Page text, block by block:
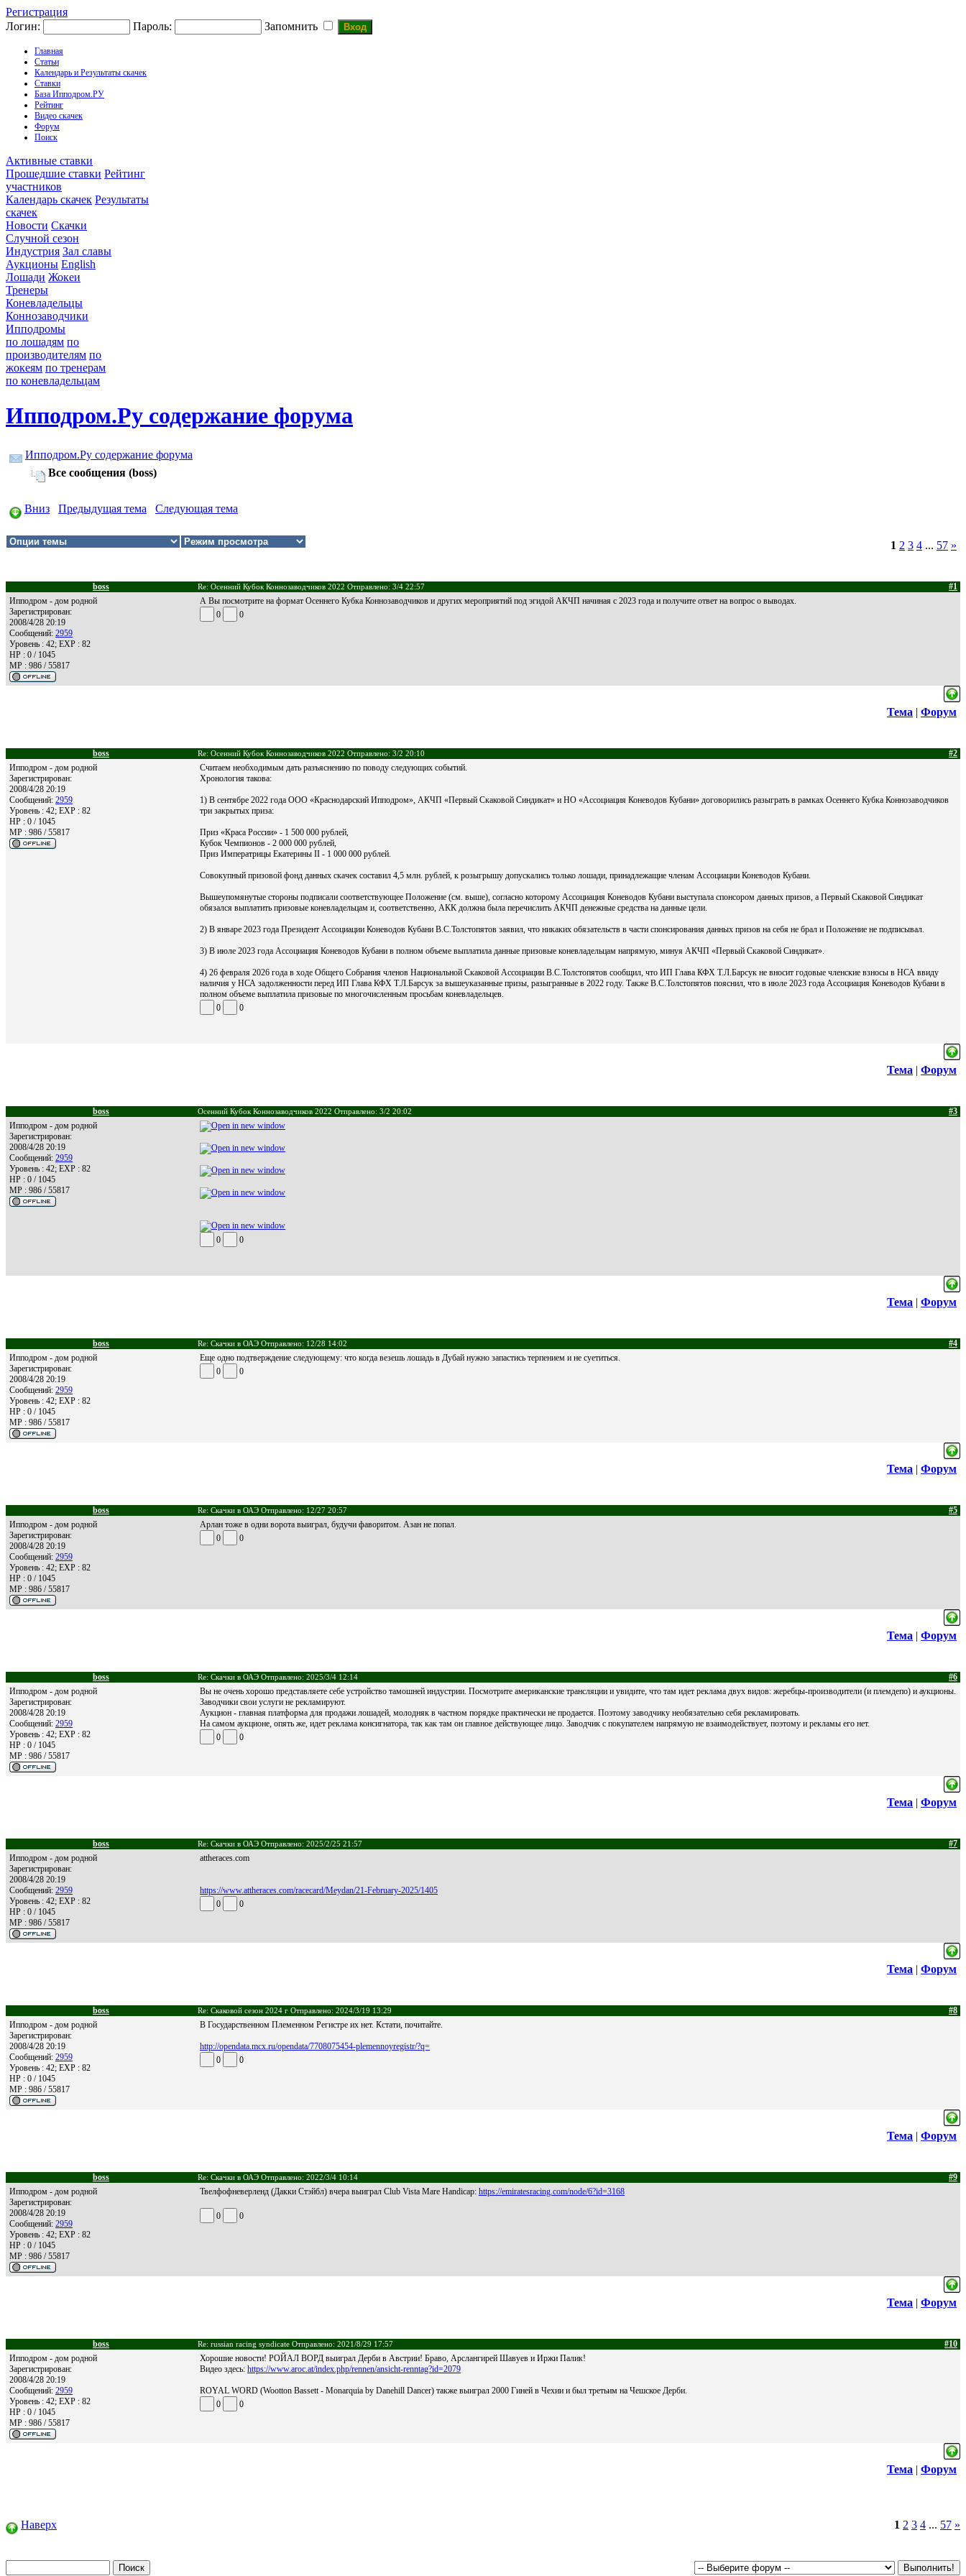
Регистрация
Логин:
Пароль: Запомнить
Главная
Статьи
Календарь и Результаты скачек
Ставки
База Ипподром.РУ
Рейтинг
Видео скачек
Форум
Поиск
Активные ставки
Прошедшие ставки Рейтинг
участников
Календарь скачек Результаты
скачек
Новости Скачки
Случной сезон
Индустрия Зал славы
Аукционы English
Лошади Жокеи
Тренеры
Коневладельцы
Коннозаводчики
Ипподромы
по лошадям по
производителям по
жокеям по тренерам
по коневладельцам
Ипподром.Ру содержание форума
Ипподром.Ру содержание форума
Все сообщения (boss)
Вниз Предыдущая тема Следующая тема
1 2 3 4 ... 57 »
boss Re: Осенний Кубок Коннозаводчиков 2022 Отправлено: 3/4 22:57
#1
Ипподром - дом родной
Зарегистрирован:
2008/4/28 20:19
Сообщений: 2959
Уровень : 42; EXP : 82
HP : 0 / 1045
MP : 986 / 55817
А Вы посмотрите на формат Осеннего Кубка Коннозаводчиков и других мероприятий под эгидой АКЧП начиная с 2023 года и получите ответ на вопрос о выводах.
0
0
Тема | Форум
boss Re: Осенний Кубок Коннозаводчиков 2022 Отправлено: 3/2 20:10
#2
Ипподром - дом родной
Зарегистрирован:
2008/4/28 20:19
Сообщений: 2959
Уровень : 42; EXP : 82
HP : 0 / 1045
MP : 986 / 55817
Считаем необходимым дать разъяснению по поводу следующих событий.
Хронология такова:
1) В сентябре 2022 года ООО «Краснодарский Ипподром», АКЧП «Первый Скаковой Синдикат» и НО «Ассоциация Коневодов Кубани» договорились разыграть в рамках Осеннего Кубка Коннозаводчиков
три закрытых приза:
Приз «Краса России» - 1 500 000 рублей,
Кубок Чемпионов - 2 000 000 рублей,
Приз Императрицы Екатерины II - 1 000 000 рублей.
Совокупный призовой фонд данных скачек составил 4,5 млн. рублей, к розыгрышу допускались только лошади, принадлежащие членам Ассоциации Коневодов Кубани.
Вышеупомянутые стороны подписали соответствующее Положение (см. выше), согласно которому Ассоциация Коневодов Кубани выступала спонсором данных призов, а Первый Скаковой Синдикат
обязался выплатить призовые коневладельцам и, соответственно, АКК должна была перечислить АКЧП денежные средства на данные цели.
2) В январе 2023 года Президент Ассоциации Коневодов Кубани В.С.Толстопятов заявил, что никаких обязательств в части спонсирования данных призов на себя не брал и Положение не подписывал.
3) В июле 2023 года Ассоциация Коневодов Кубани в полном объеме выплатила данные призовые коневладельцам напрямую, минуя АКЧП «Первый Скаковой Синдикат».
4) 26 февраля 2026 года в ходе Общего Собрания членов Национальной Скаковой Ассоциации В.С.Толстопятов сообщил, что ИП Глава КФХ Т.Л.Барсук не вносит годовые членские взносы в НСА ввиду
наличия у НСА задолженности перед ИП Глава КФХ Т.Л.Барсук за вышеуказанные призы, разыгранные в 2022 году. Также В.С.Толстопятов пояснил, что в июле 2023 года Ассоциация Коневодов Кубани в
полном объеме выплатила призовые по многочисленным просьбам коневладельцев.
0
0
Тема | Форум
boss Осенний Кубок Коннозаводчиков 2022 Отправлено: 3/2 20:02
#3
Ипподром - дом родной
Зарегистрирован:
2008/4/28 20:19
Сообщений: 2959
Уровень : 42; EXP : 82
HP : 0 / 1045
MP : 986 / 55817
0 0
Тема | Форум
boss Re: Скачки в ОАЭ Отправлено: 12/28 14:02
#4
Ипподром - дом родной
Зарегистрирован:
2008/4/28 20:19
Сообщений: 2959
Уровень : 42; EXP : 82
HP : 0 / 1045
MP : 986 / 55817
Еще одно подтверждение следующему: что когда везешь лошадь в Дубай нужно запастись терпением и не суетиться.
0
0
Тема | Форум
boss Re: Скачки в ОАЭ Отправлено: 12/27 20:57
#5
Ипподром - дом родной
Зарегистрирован:
2008/4/28 20:19
Сообщений: 2959
Уровень : 42; EXP : 82
HP : 0 / 1045
MP : 986 / 55817
Арлан тоже в одни ворота выиграл, будучи фаворитом. Азан не попал.
0
0
Тема | Форум
boss Re: Скачки в ОАЭ Отправлено: 2025/3/4 12:14
#6
Ипподром - дом родной
Зарегистрирован:
2008/4/28 20:19
Сообщений: 2959
Уровень : 42; EXP : 82
HP : 0 / 1045
MP : 986 / 55817
Вы не очень хорошо представляете себе устройство тамошней индустрии. Посмотрите американские трансляции и увидите, что там идет реклама двух видов: жеребцы-производители (и племдепо) и аукционы.
Заводчики свои услуги не рекламируют.
Аукцион - главная платформа для продажи лошадей, молодняк в частном порядке практически не продается. Поэтому заводчику необязательно себя рекламировать.
На самом аукционе, опять же, идет реклама консигнатора, так как там он главное действующее лицо. Заводчик с покупателем напрямую не взаимодействует, поэтому и рекламы его нет.
0
0
Тема | Форум
boss Re: Скачки в ОАЭ Отправлено: 2025/2/25 21:57
#7
Ипподром - дом родной
Зарегистрирован:
2008/4/28 20:19
Сообщений: 2959
Уровень : 42; EXP : 82
HP : 0 / 1045
MP : 986 / 55817
attheraces.com
https://www.attheraces.com/racecard/Meydan/21-February-2025/1405
0
0
Тема | Форум
boss Re: Скаковой сезон 2024 г Отправлено: 2024/3/19 13:29
#8
Ипподром - дом родной
Зарегистрирован:
2008/4/28 20:19
Сообщений: 2959
Уровень : 42; EXP : 82
HP : 0 / 1045
MP : 986 / 55817
В Государственном Племенном Регистре их нет. Кстати, почитайте.
http://opendata.mcx.ru/opendata/7708075454-plemennoyregistr/?q=
0
0
Тема | Форум
boss Re: Скачки в ОАЭ Отправлено: 2022/3/4 10:14
#9
Ипподром - дом родной
Зарегистрирован:
2008/4/28 20:19
Сообщений: 2959
Уровень : 42; EXP : 82
HP : 0 / 1045
MP : 986 / 55817
Твелфофневерленд (Дакки Стэйбл) вчера выиграл Club Vista Mare Handicap: https://emiratesracing.com/node/6?id=3168
0 0
Тема | Форум
boss Re: russian racing syndicate Отправлено: 2021/8/29 17:57
#10
Ипподром - дом родной
Зарегистрирован:
2008/4/28 20:19
Сообщений: 2959
Уровень : 42; EXP : 82
HP : 0 / 1045
MP : 986 / 55817
Хорошие новости! РОЙАЛ ВОРД выиграл Дерби в Австрии! Браво, Арслангирей Шавуев и Иржи Палик!
Видео здесь: https://www.aroc.at/index.php/rennen/ansicht-renntag?id=2079
ROYAL WORD (Wootton Bassett - Monarquia by Danehill Dancer) также выиграл 2000 Гиней в Чехии и был третьим на Чешское Дерби.
0
0
Тема | Форум
Наверх 1 2 3 4 ... 57 »